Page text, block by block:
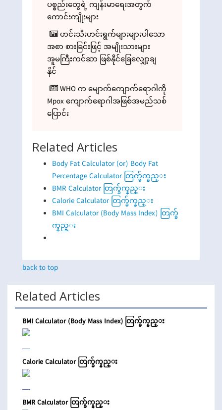
ပစ္စည်းတွေရဲ့ ကျန်းမာရေးအတွက်
ကောင်းကျိုးများ
ဟင်းသီးဟင်းရွက်များများပါသော
အစာ စားခြင်းဖြင့် အမျိုးသားများ
အူမကြီးကင်ဆာ ဖြစ်နိုင်ခြေလျှော့ချ
နိုင်
WHO က မျောက်ကျောက်ရောဂါကို
Mpox ကျောက်ရောဂါအဖြစ်အမည်သစ်
ပြောင်း
Related Articles
Body Fat Calculator (or) Body Fat
Percentage Calculator တြက္ခ်က္နည္း
BMR Calculator တြက္ခ်က္နည္း
Calorie Calculator တြက္ခ်က္နည္း
BMI Calculator (Body Mass Index) တြက္ခ်
က္နည္း
back to top
Related Articles
BMI Calculator (Body Mass Index) တြက္ခ်က္နည္း
Calorie Calculator တြက္ခ်က္နည္း
BMR Calculator တြက္ခ်က္နည္း